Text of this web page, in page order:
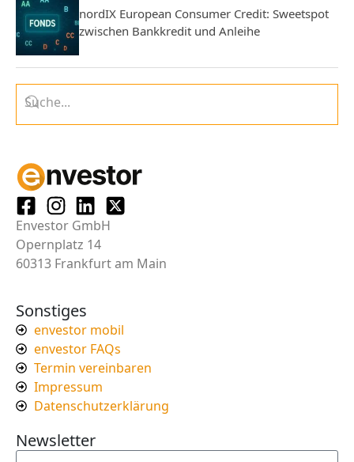
nordIX European Consumer Credit: Sweetspot
zwischen Bankkredit und Anleihe
Envestor GmbH
Opernplatz 14
60313 Frankfurt am Main
Sonstiges
envestor mobil
envestor FAQs
Termin vereinbaren
Impressum
Datenschutzerklärung
Newsletter